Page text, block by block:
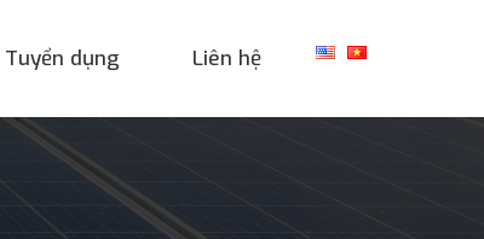
Tuyển dụng Liên hệ